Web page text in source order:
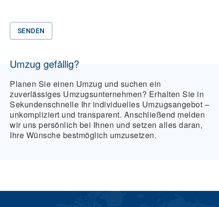
SENDEN
Umzug gefällig?
Planen Sie einen Umzug und suchen ein
zuverlässiges Umzugsunternehmen? Erhalten Sie in
Sekundenschnelle Ihr individuelles Umzugsangebot –
unkompliziert und transparent. Anschließend melden
wir uns persönlich bei Ihnen und setzen alles daran,
Ihre Wünsche bestmöglich umzusetzen.